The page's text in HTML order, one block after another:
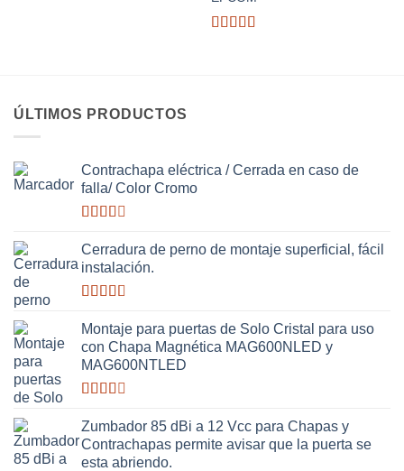
ÚLTIMOS PRODUCTOS
Contrachapa eléctrica / Cerrada en caso de
falla/ Color Cromo
con
2.51
de 5
Cerradura de perno de montaje superficial, fácil
instalación.
con
2.63
de 5
Montaje para puertas de Solo Cristal para uso
con Chapa Magnética MAG600NLED y
MAG600NTLED
con
2.50
de 5
Zumbador 85 dBi a 12 Vcc para Chapas y
Contrachapas permite avisar que la puerta se
esta abriendo.